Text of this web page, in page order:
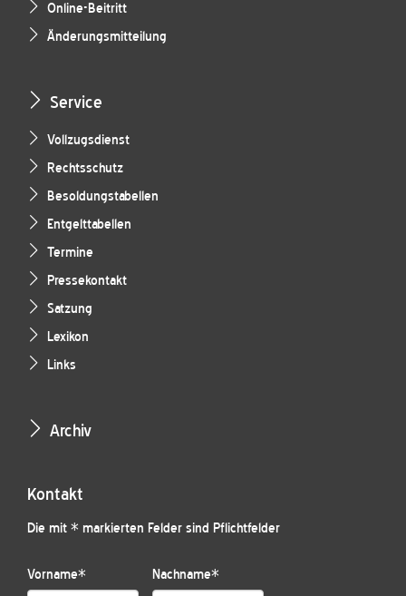
Online-Beitritt
Änderungsmitteilung
Service
Vollzugsdienst
Rechtsschutz
Besoldungstabellen
Entgelttabellen
Termine
Pressekontakt
Satzung
Lexikon
Links
Archiv
Kontakt
Die mit * markierten Felder sind Pflichtfelder
Vorname* Nachname*